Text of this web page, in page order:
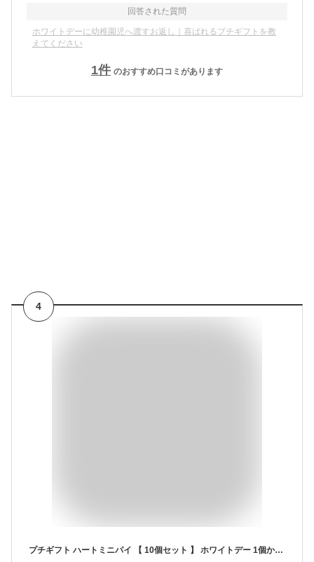
回答された質問
ホワイトデーに幼稚園児へ渡すお返し｜喜ばれるプチギフトを教
えてください
1件 のおすすめ口コミがあります
4
プチギフト ハートミニパイ 【 10個セット 】 ホワイトデー 1個から 卒業 卒園 退職 個包装 結婚式 可愛い ホワイトデー 子供 お菓子 御菓子 オシャレ おしゃれ 大人 ありがとう 出産 産休 育休 挨拶 お礼 入浴剤 ギフト ココサブ (10個セット)